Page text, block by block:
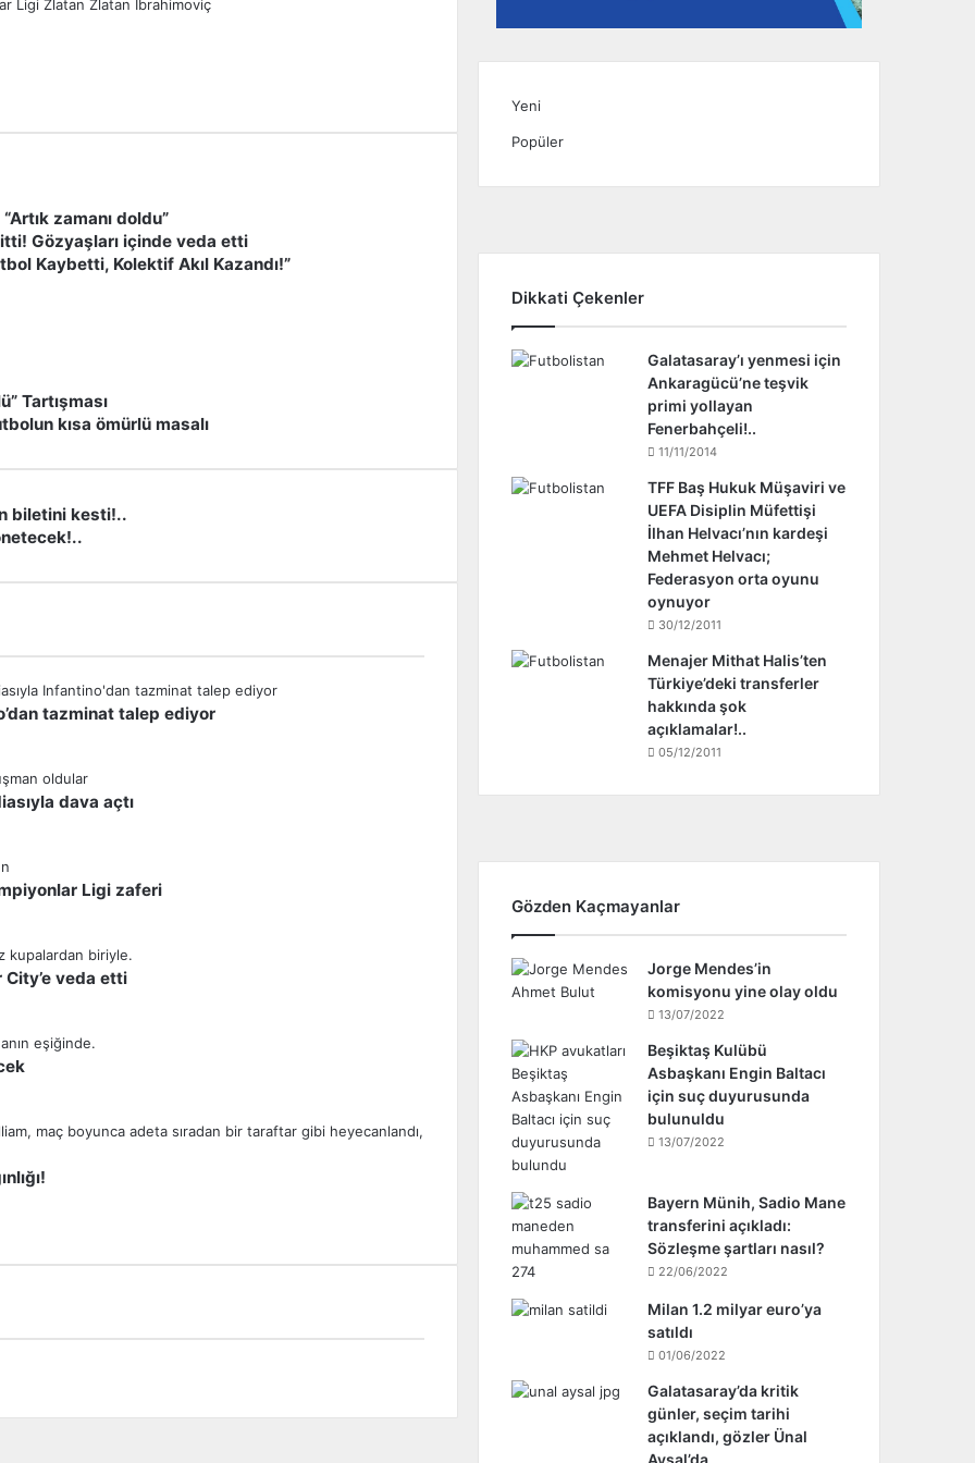
Ligi Zlatan Zlatan İbrahimoviç
zamanı doldu”
Gözyaşları içinde veda etti
Kaybetti, Kolektif Akıl Kazandı!”
Tartışması
kısa ömürlü masalı
biletini kesti!..
tazminat talep ediyor
dava açtı
Ligi zaferi
veda etti
Yeni
Popüler
Dikkati Çekenler
Galatasaray’ı yenmesi için
Ankaragücü’ne teşvik
primi yollayan
Fenerbahçeli!..
11/11/2014
TFF Baş Hukuk Müşaviri ve
UEFA Disiplin Müfettişi
İlhan Helvacı’nın kardeşi
Mehmet Helvacı;
Federasyon orta oyunu
oynuyor
30/12/2011
Menajer Mithat Halis’ten
Türkiye’deki transferler
hakkında şok
açıklamalar!..
05/12/2011
Gözden Kaçmayanlar
Jorge Mendes’in
komisyonu yine olay oldu
13/07/2022
Beşiktaş Kulübü
Asbaşkanı Engin Baltacı
için suç duyurusunda
bulunuldu
13/07/2022
Bayern Münih, Sadio Mane
transferini açıkladı:
Sözleşme şartları nasıl?
22/06/2022
Milan 1.2 milyar euro’ya
satıldı
01/06/2022
Galatasaray’da kritik
günler, seçim tarihi
açıklandı, gözler Ünal